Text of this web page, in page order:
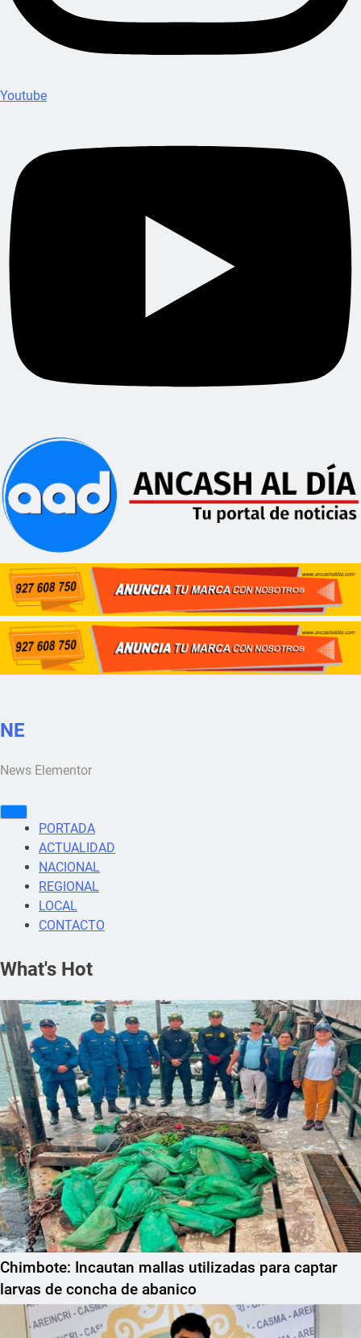
Youtube
NE
News Elementor
PORTADA
ACTUALIDAD
NACIONAL
REGIONAL
LOCAL
CONTACTO
What's Hot
Chimbote: Incautan mallas utilizadas para captar
larvas de concha de abanico